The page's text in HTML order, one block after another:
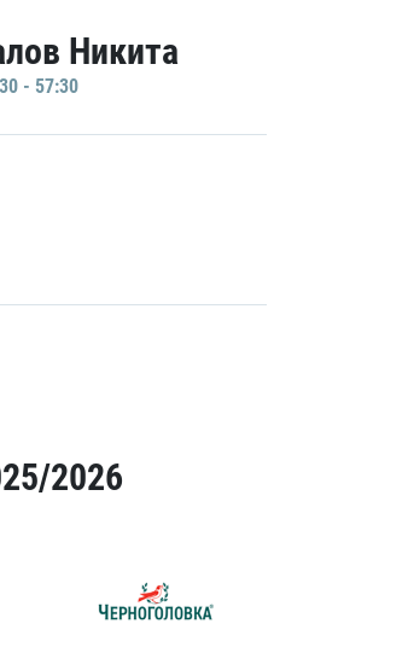
Никита
- 57:30
2026